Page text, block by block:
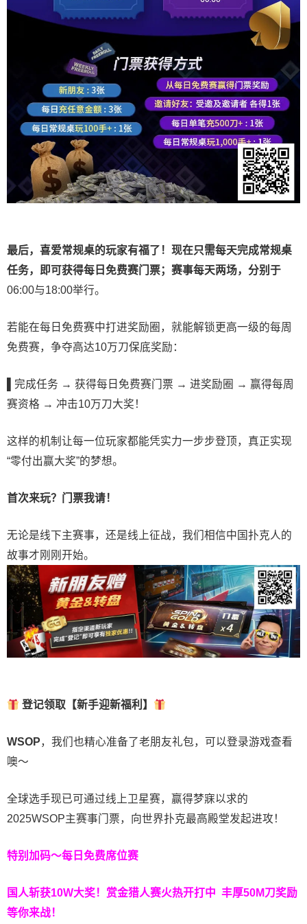
最后，喜爱常规桌的玩家有福了！现在只需每天完成常规桌
任务，即可获得每日免费赛门票；赛事每天两场，分别于
06:00与18:00举行。
若能在每日免费赛中打进奖励圈，就能解锁更高一级的每周
免费赛，争夺高达10万刀保底奖励：
完成任务 → 获得每日免费赛门票 → 进奖励圈 → 赢得每周
赛资格 → 冲击10万刀大奖！
这样的机制让每一位玩家都能凭实力一步步登顶，真正实现
“零付出赢大奖”的梦想。
首次来玩？门票我请！
无论是线下主赛事，还是线上征战，我们相信中国扑克人的
故事才刚刚开始。
登记领取【新手迎新福利】
WSOP，我们也精心准备了老朋友礼包，可以登录游戏查看
噢～
全球选手现已可通过线上卫星赛，赢得梦寐以求的
2025WSOP主赛事门票，向世界扑克最高殿堂发起进攻！
特别加码～每日免费席位赛
国人斩获10W大奖！ 赏金猎人赛火热开打中 丰厚50M刀奖励
等你来战！